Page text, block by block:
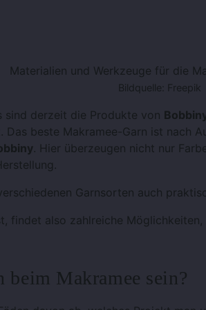
Materialien und Werkzeuge für die
Bildquelle: Freepik
sind derzeit die Produkte von
beste Makramee-Garn ist nach
. Hier überzeugen nicht nur
Garnsorten auch
findet also zahlreiche
beim Makramee sein?